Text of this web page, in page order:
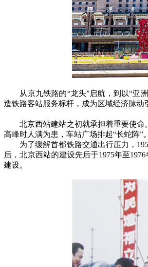
从京九铁路的“龙头”启航，到以“亚洲
造铁路客站服务标杆，成为区域经济脉
北京西站建站之初就承担着重要使命
高峰时人满为患，车站广场排起“长蛇阵”。
为了缓解首都铁路交通出行压力，
后，北京西站的建设先后于1975年至
建设。